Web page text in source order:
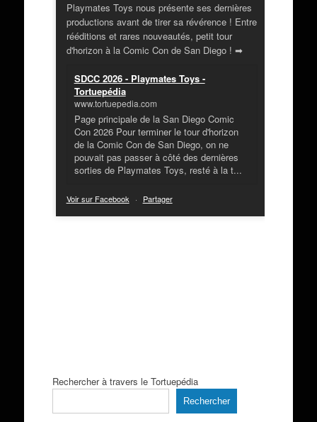
Playmates Toys nous présente ses dernières
productions avant de tirer sa révérence ! Entre
rééditions et rares nouveautés, petit tour
d'horizon à la Comic Con de San Diego ! ➡
SDCC 2026 - Playmates Toys -
Tortuepédia
www.tortuepedia.com
Page principale de la San Diego Comic
Con 2026 Pour terminer le tour d'horizon
de la Comic Con de San Diego, on ne
pouvait pas passer à côté des dernières
sorties de Playmates Toys, resté à la t...
Voir sur Facebook · Partager
Rechercher à travers le Tortuepédia
Rechercher